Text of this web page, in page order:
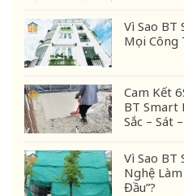
Vì Sao
Mọi Công
Cam Kết
BT Smart
Sắc – Sát
Vì Sao BT
Nghệ
Đầu”?